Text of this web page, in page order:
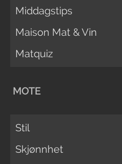
Middagstips
Maison Mat & Vin
Matquiz
MOTE
Stil
Skjønnhet